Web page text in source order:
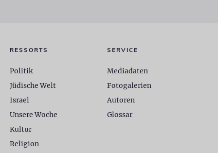
RESSORTS
Politik
Jüdische Welt
Israel
Unsere Woche
Kultur
Religion
SERVICE
Mediadaten
Fotogalerien
Autoren
Glossar